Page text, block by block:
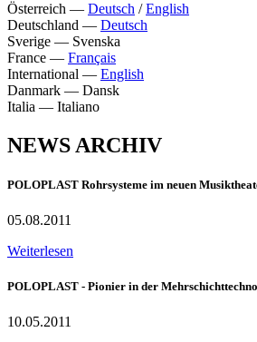
Österreich — Deutsch /English
Deutschland — Deutsch
Sverige — Svenska
France — Français
International — English
Danmark — Dansk
Italia — Italiano
NEWS ARCHIV
POLOPLAST Rohrsysteme im neuen
05.08.2011
Weiterlesen
POLOPLAST - Pionier in der
10.05.2011